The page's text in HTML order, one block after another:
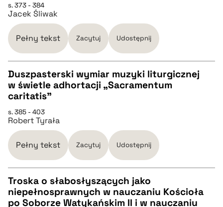
pobierz cytat
BIBTEX
pobierz cytat
s. 373 - 384
Jacek Śliwak
Pełny tekst Zacytuj Udostępnij
CZYSTY TEKST
pobierz cytat
BIBTEX
pobierz cytat
Duszpasterski wymiar muzyki liturgicznej
w świetle adhortacji „Sacramentum
caritatis”
s. 385 - 403
Robert Tyrała
Pełny tekst Zacytuj Udostępnij
CZYSTY TEKST
Troska o słabosłyszących jako
niepełnosprawnych w nauczaniu Kościoła
po Soborze Watykańskim II i w nauczaniu